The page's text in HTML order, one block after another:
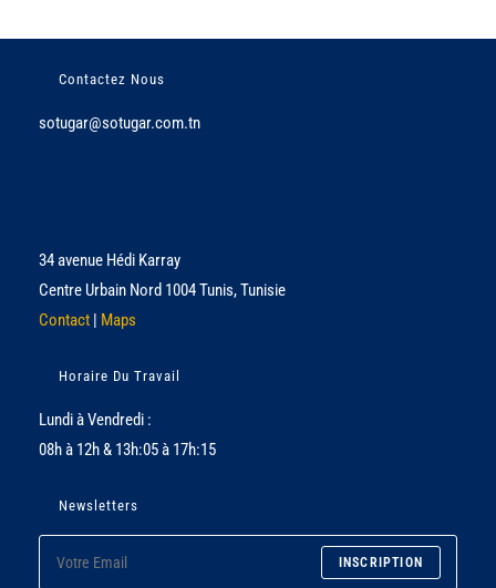
Contactez Nous
sotugar@sotugar.com.tn
34 avenue Hédi Karray
Centre Urbain Nord 1004 Tunis, Tunisie
Contact | Maps
Horaire Du Travail
Lundi à Vendredi :
08h à 12h & 13h:05 à 17h:15
Newsletters
INSCRIPTION